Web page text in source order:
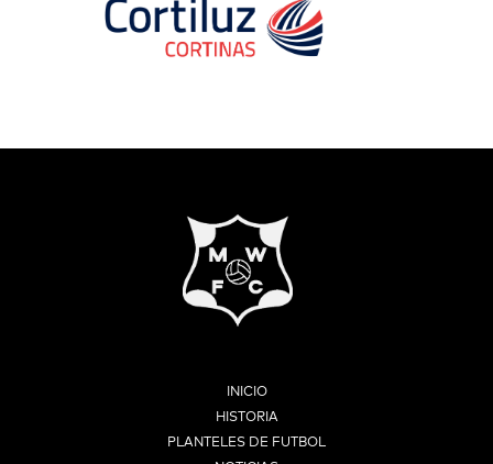
INICIO
HISTORIA
PLANTELES DE FUTBOL